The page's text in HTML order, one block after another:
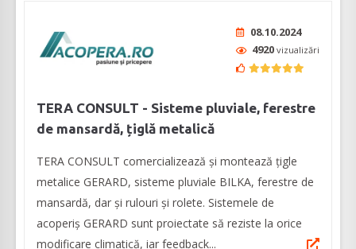
08.10.2024
4920 vizualizări
TERA CONSULT - Sisteme pluviale, ferestre
de mansardă, țiglă metalică
TERA CONSULT comercializează și montează țigle
metalice GERARD, sisteme pluviale BILKA, ferestre de
mansardă, dar și rulouri și rolete. Sistemele de
acoperiș GERARD sunt proiectate să reziste la orice
modificare climatică, iar feedback...